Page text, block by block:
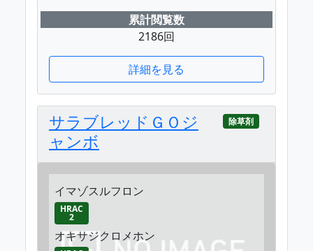
累計閲覧数
2186回
詳細を見る
サラブレッドＧＯジ
ャンボ
除草剤
イマゾスルフロン
HRAC
2
オキサジクロメホン